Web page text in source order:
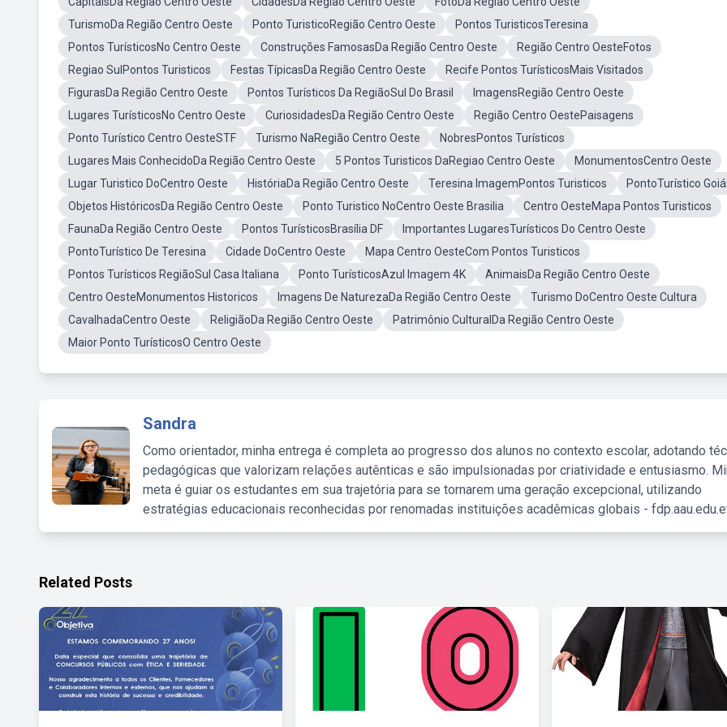
TurismoDa Região Centro Oeste
Ponto TuristicoRegião Centro Oeste
Pontos TuristicosTeresina
Pontos TurísticosNo Centro Oeste
Construções FamosasDa Região Centro Oeste
Região Centro OesteFotos
Regiao SulPontos Turisticos
Festas TípicasDa Região Centro Oeste
Recife Pontos TurísticosMais Visitados
FigurasDa Região Centro Oeste
Pontos Turísticos Da RegiãoSul Do Brasil
ImagensRegião Centro Oeste
Lugares TurísticosNo Centro Oeste
CuriosidadesDa Região Centro Oeste
Região Centro OestePaisagens
Ponto Turístico Centro OesteSTF
Turismo NaRegião Centro Oeste
NobresPontos Turísticos
Lugares Mais ConhecidoDa Região Centro Oeste
5 Pontos Turisticos DaRegiao Centro Oeste
MonumentosCentro Oeste
Lugar Turistico DoCentro Oeste
HistóriaDa Região Centro Oeste Teresina ImagemPontos Turisticos
PontoTurístico
Objetos HistóricosDa Região Centro Oeste
Ponto Turistico NoCentro Oeste Brasilia
Centro OesteMapa Pontos Turisticos
FaunaDa Região Centro Oeste
Pontos TurísticosBrasília DF
Importantes LugaresTurísticos Do Centro Oeste
PontoTurístico De Teresina
Cidade DoCentro Oeste
Mapa Centro OesteCom Pontos Turisticos
Pontos Turísticos RegiãoSul Casa Italiana
Ponto TurísticosAzul Imagem 4K
AnimaisDa Região Centro Oeste
Centro OesteMonumentos Historicos
Imagens De NaturezaDa Região Centro Oeste
Turismo DoCentro Oeste Cultura
CavalhadaCentro Oeste
ReligiãoDa Região Centro Oeste
Patrimônio CulturalDa Região Centro Oeste
Maior Ponto TurísticosO Centro Oeste
Sandra
Como orientador, minha entrega é completa ao progresso dos alunos no contexto escolar, adotando
pedagógicas que valorizam relações autênticas e são impulsionadas por criatividade e entusiasmo.
meta é guiar os estudantes em sua trajetória para se tornarem uma geração excepcional, utilizando
estratégias educacionais reconhecidas por renomadas instituições acadêmicas globais -
Related Posts